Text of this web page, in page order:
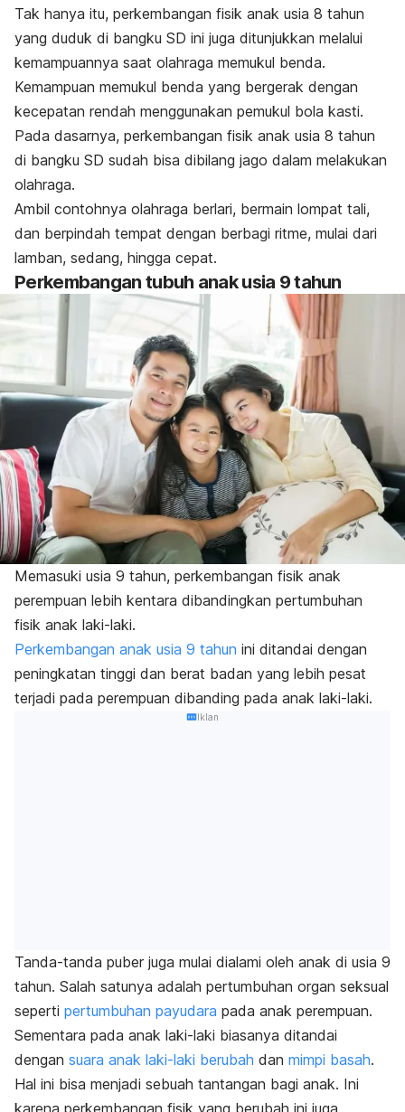
Tak hanya itu, perkembangan fisik anak usia 8 tahun
yang duduk di bangku SD ini juga ditunjukkan melalui
kemampuannya saat olahraga memukul benda.
Kemampuan memukul benda yang bergerak dengan
kecepatan rendah menggunakan pemukul bola kasti.
Pada dasarnya, perkembangan fisik anak usia 8 tahun
di bangku SD sudah bisa dibilang jago dalam melakukan
olahraga.
Ambil contohnya olahraga berlari, bermain lompat tali,
dan berpindah tempat dengan berbagi ritme, mulai dari
lamban, sedang, hingga cepat.
Perkembangan tubuh anak usia 9 tahun
Memasuki usia 9 tahun, perkembangan fisik anak
perempuan lebih kentara dibandingkan pertumbuhan
fisik anak laki-laki.
Perkembangan anak usia 9 tahun ini ditandai dengan
peningkatan tinggi dan berat badan yang lebih pesat
terjadi pada perempuan dibanding pada anak laki-laki.
Iklan
Tanda-tanda puber juga mulai dialami oleh anak di usia 9
tahun. Salah satunya adalah pertumbuhan organ seksual
seperti pertumbuhan payudara pada anak perempuan.
Sementara pada anak laki-laki biasanya ditandai
dengan suara anak laki-laki berubah dan mimpi basah.
Hal ini bisa menjadi sebuah tantangan bagi anak. Ini